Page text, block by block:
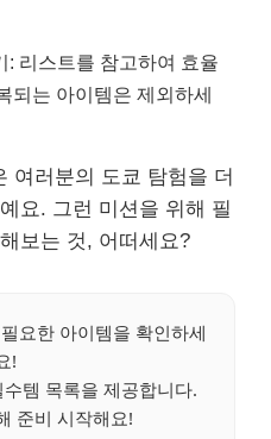
: 리스트를 참고하여 효율
되는 아이템은 제외하세
여러분의 도쿄 탐험을 더
요. 그런 미션을 위해 필
보는 것, 어떠세요?
요한 아이템을 확인하세
!
템 목록을 제공합니다.
준비 시작해요!